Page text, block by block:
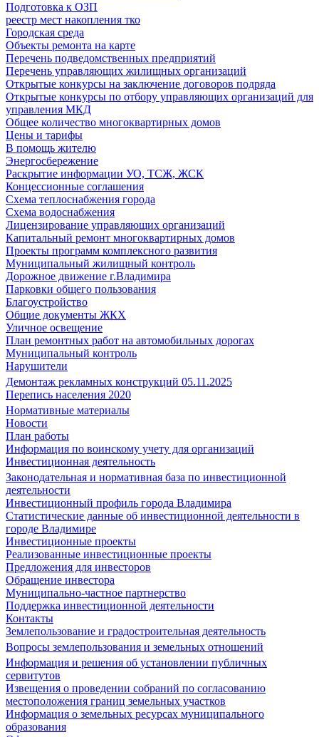
Подготовка к ОЗП
реестр мест накопления тко
Городская среда
Объекты ремонта на карте
Перечень подведомственных предприятий
Перечень управляющих жилищных организаций
Открытые конкурсы на заключение договоров подряда
Открытые конкурсы по отбору управляющих организаций для
управления МКД
Общее количество многоквартирных домов
Цены и тарифы
В помощь жителю
Энергосбережение
Раскрытие информации УО, ТСЖ, ЖСК
Концессионные соглашения
Схема теплоснабжения города
Схема водоснабжения
Лицензирование управляющих организаций
Капитальный ремонт многоквартирных домов
Проекты программ комплексного развития
Муниципальный жилищный контроль
Дорожное движение г.Владимира
Парковки общего пользования
Благоустройство
Общие документы ЖКХ
Уличное освещение
План ремонтных работ на автомобильных дорогах
Муниципальный контроль
Нарушители
Демонтаж рекламных конструкций 05.11.2025
Перепись населения 2020
Нормативные материалы
Новости
План работы
Информация по воинскому учету для организаций
Инвестиционная деятельность
Законодательная и нормативная база по инвестиционной
деятельности
Инвестиционный профиль города Владимира
Статистические данные об инвестиционной деятельности в
городе Владимире
Инвестиционные проекты
Реализованные инвестиционные проекты
Предложения для инвесторов
Обращение инвестора
Муниципально-частное партнерство
Поддержка инвестиционной деятельности
Контакты
Землепользование и градостроительная деятельность
Вопросы землепользования и земельных отношений
Информация и решения об установлении публичных
сервитутов
Извещения о проведении собраний по согласованию
местоположения границ земельных участков
Информация о земельных ресурсах муниципального
образования